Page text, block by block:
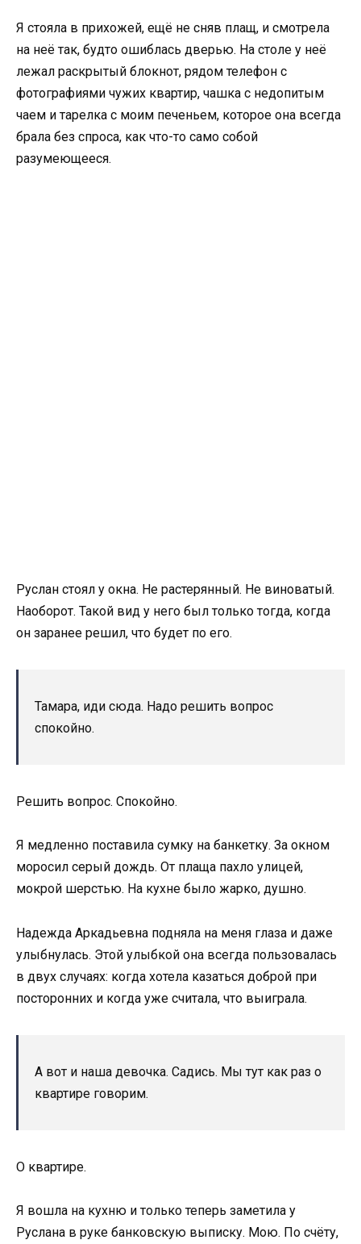
Я стояла в прихожей, ещё не сняв плащ, и смотрела
на неё так, будто ошиблась дверью. На столе у неё
лежал раскрытый блокнот, рядом телефон с
фотографиями чужих квартир, чашка с недопитым
чаем и тарелка с моим печеньем, которое она всегда
брала без спроса, как что-то само собой
разумеющееся.
Руслан стоял у окна. Не растерянный. Не виноватый.
Наоборот. Такой вид у него был только тогда, когда
он заранее решил, что будет по его.
Тамара, иди сюда. Надо решить вопрос
спокойно.
Решить вопрос. Спокойно.
Я медленно поставила сумку на банкетку. За окном
моросил серый дождь. От плаща пахло улицей,
мокрой шерстью. На кухне было жарко, душно.
Надежда Аркадьевна подняла на меня глаза и даже
улыбнулась. Этой улыбкой она всегда пользовалась
в двух случаях: когда хотела казаться доброй при
посторонних и когда уже считала, что выиграла.
А вот и наша девочка. Садись. Мы тут как раз о
квартире говорим.
О квартире.
Я вошла на кухню и только теперь заметила у
Руслана в руке банковскую выписку. Мою. По счёту,